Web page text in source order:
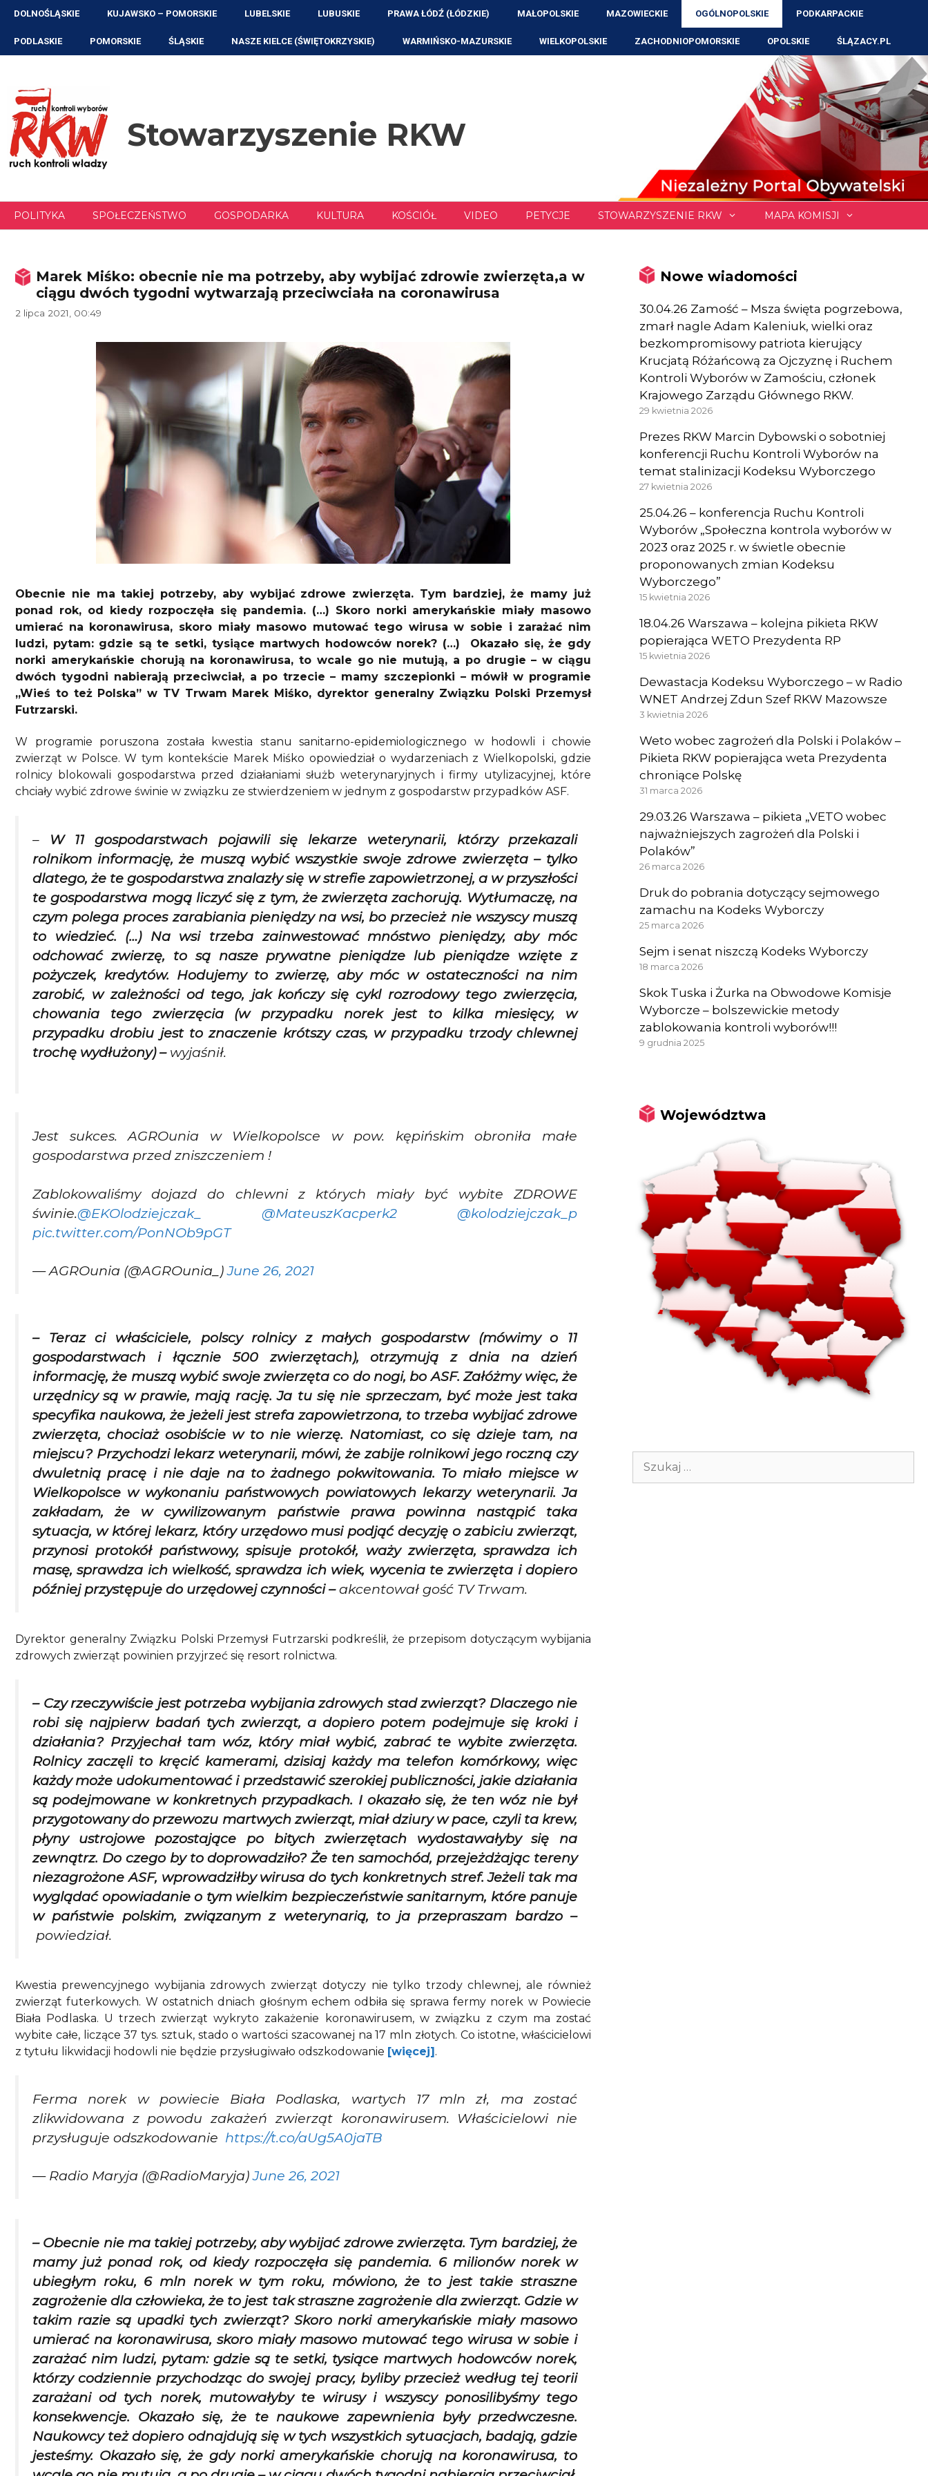
Przejdź
treści
DOLNOŚLĄSKIE KUJAWSKO – POMORSKIE LUBELSKIE LUBUSKIE PRAWA ŁÓDŹ (ŁÓDZKIE) MAŁOPOLSKIE MAZOWIECKIE OGÓLNOPOLSKIE PODKARPACKIE
PODLASKIE POMORSKIE ŚLĄSKIE NASZE KIELCE (ŚWIĘTOKRZYSKIE) WARMIŃSKO-MAZURSKIE WIELKOPOLSKIE ZACHODNIOPOMORSKIE OPOLSKIE ŚLĄZACY.PL
Stowarzyszenie RKW
POLITYKA SPOŁECZEŃSTWO GOSPODARKA KULTURA KOŚCIÓŁ VIDEO PETYCJE STOWARZYSZENIE RKW MAPA KOMISJI
Marek Miśko: obecnie nie ma potrzeby, aby wybijać zdrowie zwierzęta,a w
ciągu dwóch tygodni wytwarzają przeciwciała na coronawirusa
2 lipca 2021, 00:49
Obecnie nie ma takiej potrzeby, aby wybijać zdrowe zwierzęta. Tym bardziej, że mamy już
ponad rok, od kiedy rozpoczęła się pandemia. (…) Skoro norki amerykańskie miały masowo
umierać na koronawirusa, skoro miały masowo mutować tego wirusa w sobie i zarażać nim
ludzi, pytam: gdzie są te setki, tysiące martwych hodowców norek? (…) Okazało się, że gdy
norki amerykańskie chorują na koronawirusa, to wcale go nie mutują, a po drugie – w ciągu
dwóch tygodni nabierają przeciwciał, a po trzecie – mamy szczepionki – mówił w programie
„Wieś to też Polska” w TV Trwam Marek Miśko, dyrektor generalny Związku Polski Przemysł
Futrzarski.
W programie poruszona została kwestia stanu sanitarno-epidemiologicznego w hodowli i chowie
zwierząt w Polsce. W tym kontekście Marek Miśko opowiedział o wydarzeniach z Wielkopolski, gdzie
rolnicy blokowali gospodarstwa przed działaniami służb weterynaryjnych i firmy utylizacyjnej, które
chciały wybić zdrowe świnie w związku ze stwierdzeniem w jednym z gospodarstw przypadków ASF.
– W 11 gospodarstwach pojawili się lekarze weterynarii, którzy przekazali
rolnikom informację, że muszą wybić wszystkie swoje zdrowe zwierzęta – tylko
dlatego, że te gospodarstwa znalazły się w strefie zapowietrzonej, a w przyszłości
te gospodarstwa mogą liczyć się z tym, że zwierzęta zachorują. Wytłumaczę, na
czym polega proces zarabiania pieniędzy na wsi, bo przecież nie wszyscy muszą
to wiedzieć. (…) Na wsi trzeba zainwestować mnóstwo pieniędzy, aby móc
odchować zwierzę, to są nasze prywatne pieniądze lub pieniądze wzięte z
pożyczek, kredytów. Hodujemy to zwierzę, aby móc w ostateczności na nim
zarobić, w zależności od tego, jak kończy się cykl rozrodowy tego zwierzęcia,
chowania tego zwierzęcia (w przypadku norek jest to kilka miesięcy, w
przypadku drobiu jest to znaczenie krótszy czas, w przypadku trzody chlewnej
trochę wydłużony) – wyjaśnił.
Jest sukces. AGROunia w Wielkopolsce w pow. kępińskim obroniła małe
gospodarstwa przed zniszczeniem !
Zablokowaliśmy dojazd do chlewni z których miały być wybite ZDROWE
świnie.@EKOlodziejczak_ @MateuszKacperk2
@kolodziejczak_p
pic.twitter.com/PonNOb9pGT
— AGROunia (@AGROunia_)June 26, 2021
– Teraz ci właściciele, polscy rolnicy z małych gospodarstw (mówimy o 11
gospodarstwach i łącznie 500 zwierzętach), otrzymują z dnia na dzień
informację, że muszą wybić swoje zwierzęta co do nogi, bo ASF. Załóżmy więc, że
urzędnicy są w prawie, mają rację. Ja tu się nie sprzeczam, być może jest taka
specyfika naukowa, że jeżeli jest strefa zapowietrzona, to trzeba wybijać zdrowe
zwierzęta, chociaż osobiście w to nie wierzę. Natomiast, co się dzieje tam, na
miejscu? Przychodzi lekarz weterynarii, mówi, że zabije rolnikowi jego roczną czy
dwuletnią pracę i nie daje na to żadnego pokwitowania. To miało miejsce w
Wielkopolsce w wykonaniu państwowych powiatowych lekarzy weterynarii. Ja
zakładam, że w cywilizowanym państwie prawa powinna nastąpić taka
sytuacja, w której lekarz, który urzędowo musi podjąć decyzję o zabiciu zwierząt,
przynosi protokół państwowy, spisuje protokół, waży zwierzęta, sprawdza ich
masę, sprawdza ich wielkość, sprawdza ich wiek, wycenia te zwierzęta i dopiero
później przystępuje do urzędowej czynności –akcentował gość TV Trwam.
Dyrektor generalny Związku Polski Przemysł Futrzarski podkreślił, że przepisom dotyczącym wybijania
zdrowych zwierząt powinien przyjrzeć się resort rolnictwa.
– Czy rzeczywiście jest potrzeba wybijania zdrowych stad zwierząt? Dlaczego nie
robi się najpierw badań tych zwierząt, a dopiero potem podejmuje się kroki i
działania? Przyjechał tam wóz, który miał wybić, zabrać te wybite zwierzęta.
Rolnicy zaczęli to kręcić kamerami, dzisiaj każdy ma telefon komórkowy, więc
każdy może udokumentować i przedstawić szerokiej publiczności, jakie działania
są podejmowane w konkretnych przypadkach. I okazało się, że ten wóz nie był
przygotowany do przewozu martwych zwierząt, miał dziury w pace, czyli ta krew,
płyny ustrojowe pozostające po bitych zwierzętach wydostawałyby się na
zewnątrz. Do czego by to doprowadziło? Że ten samochód, przejeżdżając tereny
niezagrożone ASF, wprowadziłby wirusa do tych konkretnych stref. Jeżeli tak ma
wyglądać opowiadanie o tym wielkim bezpieczeństwie sanitarnym, które panuje
w państwie polskim, związanym z weterynarią, to ja przepraszam bardzo –
powiedział.
Kwestia prewencyjnego wybijania zdrowych zwierząt dotyczy nie tylko trzody chlewnej, ale również
zwierząt futerkowych. W ostatnich dniach głośnym echem odbiła się sprawa fermy norek w Powiecie
Biała Podlaska. U trzech zwierząt wykryto zakażenie koronawirusem, w związku z czym ma zostać
wybite całe, liczące 37 tys. sztuk, stado o wartości szacowanej na 17 mln złotych. Co istotne, właścicielowi
z tytułu likwidacji hodowli nie będzie przysługiwało odszkodowanie [więcej].
Ferma norek w powiecie Biała Podlaska, wartych 17 mln zł, ma zostać
zlikwidowana z powodu zakażeń zwierząt koronawirusem. Właścicielowi nie
przysługuje odszkodowanie https://t.co/aUg5A0jaTB
— Radio Maryja (@RadioMaryja)June 26, 2021
– Obecnie nie ma takiej potrzeby, aby wybijać zdrowe zwierzęta. Tym bardziej, że
mamy już ponad rok, od kiedy rozpoczęła się pandemia. 6 milionów norek w
ubiegłym roku, 6 mln norek w tym roku, mówiono, że to jest takie straszne
zagrożenie dla człowieka, że to jest tak straszne zagrożenie dla zwierząt. Gdzie w
takim razie są upadki tych zwierząt? Skoro norki amerykańskie miały masowo
umierać na koronawirusa, skoro miały masowo mutować tego wirusa w sobie i
zarażać nim ludzi, pytam: gdzie są te setki, tysiące martwych hodowców norek,
którzy codziennie przychodząc do swojej pracy, byliby przecież według tej teorii
zarażani od tych norek, mutowałyby te wirusy i wszyscy ponosilibyśmy tego
konsekwencje. Okazało się, że te naukowe zapewnienia były przedwczesne.
Naukowcy też dopiero odnajdują się w tych wszystkich sytuacjach, badają, gdzie
jesteśmy. Okazało się, że gdy norki amerykańskie chorują na koronawirusa, to
Nowe wiadomości
30.04.26 Zamość – Msza święta pogrzebowa,
zmarł nagle Adam Kaleniuk, wielki oraz
bezkompromisowy patriota kierujący
Krucjatą Różańcową za Ojczyznę i Ruchem
Kontroli Wyborów w Zamościu, członek
Krajowego Zarządu Głównego RKW.
29 kwietnia 2026
Prezes RKW Marcin Dybowski o sobotniej
konferencji Ruchu Kontroli Wyborów na
temat stalinizacji Kodeksu Wyborczego
27 kwietnia 2026
25.04.26 – konferencja Ruchu Kontroli
Wyborów „Społeczna kontrola wyborów w
2023 oraz 2025 r. w świetle obecnie
proponowanych zmian Kodeksu
Wyborczego”
15 kwietnia 2026
18.04.26 Warszawa – kolejna pikieta RKW
popierająca WETO Prezydenta RP
15 kwietnia 2026
Dewastacja Kodeksu Wyborczego – w Radio
WNET Andrzej Zdun Szef RKW Mazowsze
3 kwietnia 2026
Weto wobec zagrożeń dla Polski i Polaków –
Pikieta RKW popierająca weta Prezydenta
chroniące Polskę
31 marca 2026
29.03.26 Warszawa – pikieta „VETO wobec
najważniejszych zagrożeń dla Polski i
Polaków”
26 marca 2026
Druk do pobrania dotyczący sejmowego
zamachu na Kodeks Wyborczy
25 marca 2026
Sejm i senat niszczą Kodeks Wyborczy
18 marca 2026
Skok Tuska i Żurka na Obwodowe Komisje
Wyborcze – bolszewickie metody
zablokowania kontroli wyborów!!!
9 grudnia 2025
Województwa
Szukaj: